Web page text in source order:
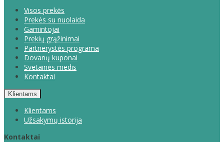
Visos prekės
Prekės su nuolaida
Gamintojai
Prekių grąžinimai
Partnerystės programa
Dovanų kuponai
Svetainės medis
Kontaktai
Klientams
Klientams
Užsakymų istorija
Kontaktai